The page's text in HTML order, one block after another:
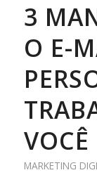
3
O E-
VOCÊ
MARKETING